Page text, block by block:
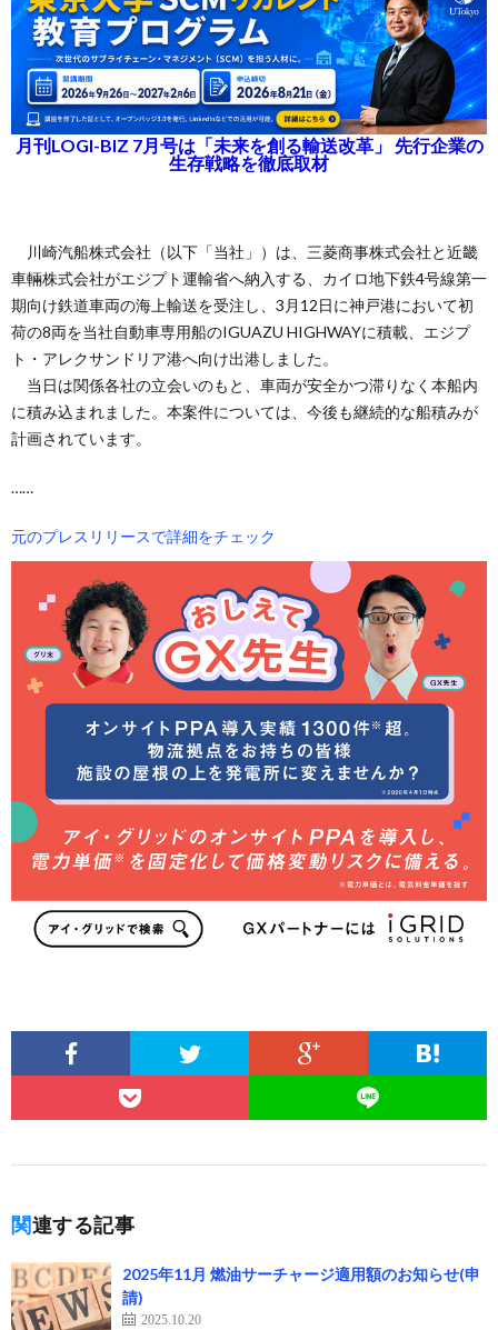
月刊LOGI-BIZ 7月号は「未来を創る輸送改革」 先行企業の
生存戦略を徹底取材
川崎汽船株式会社（以下「当社」）は、三菱商事株式会社と近畿
車輛株式会社がエジプト運輸省へ納入する、カイロ地下鉄4号線第一
期向け鉄道車両の海上輸送を受注し、3月12日に神戸港において初
荷の8両を当社自動車専用船のIGUAZU HIGHWAYに積載、エジプ
ト・アレクサンドリア港へ向け出港しました。
当日は関係各社の立会いのもと、車両が安全かつ滞りなく本船内
に積み込まれました。本案件については、今後も継続的な船積みが
計画されています。
……
元のプレスリリースで詳細をチェック
関連する記事
2025年11月 燃油サーチャージ適用額のお知らせ(申
請)
2025.10.20